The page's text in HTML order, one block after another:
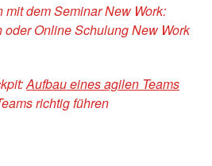
dem Seminar New Work:
Online Schulung New Work
Aufbau eines agilen Teams
richtig führen